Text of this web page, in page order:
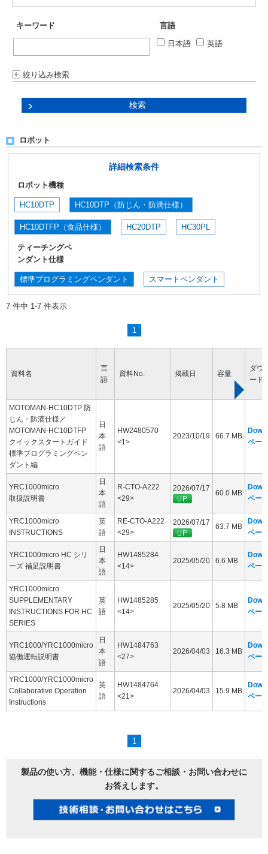
キーワード
言語
日本語
英語
絞り込み検索
ロボット
詳細検索条件
ロボット機種
HC10DTP HC10DTP（防じん・防滴仕様）
HC10DTFP（食品仕様） HC20DTP HC30PL
ティーチングペ
ンダント仕様
標準プログラミングペンダント スマートペンダント
7 件中 1-7 件表示
1
資料名
言
語
資料No. 掲載日 容量
ダウ
ード
MOTOMAN-HC10DTP 防
じん・防滴仕様／
MOTOMAN-HC10DTFP
クイックスタートガイド
標準プログラミングペン
ダント編
日
本
語
HW2480570
<1>
2023/10/19 66.7 MB
ペー
YRC1000micro
取扱説明書
日
本
語
R-CTO-A222
<29>
2026/07/17
60.0 MB
ペー
YRC1000micro
INSTRUCTIONS
英
語
RE-CTO-A222
<29>
2026/07/17 63.7 MB
ペー
YRC1000micro HC シリ
ーズ 補足説明書
日
本
語
HW1485284
<14>
2025/05/20 6.6 MB
ペー
YRC1000micro
SUPPLEMENTARY
INSTRUCTIONS FOR HC
SERIES
英
語
HW1485285
<14>
2025/05/20 5.8 MB
ペー
YRC1000/YRC1000micro
協働運転説明書
日
本
語
HW1484763
<27>
2026/04/03 16.3 MB
ペー
YRC1000/YRC1000micro
Collaborative Operation
Instructions
英
語
HW1484764
<21>
2026/04/03 15.9 MB
ペー
1
製品の使い方、機能・仕様に関するご相談・お問い合わせに
お答えします。